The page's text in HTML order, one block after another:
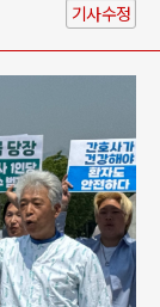
기사수정